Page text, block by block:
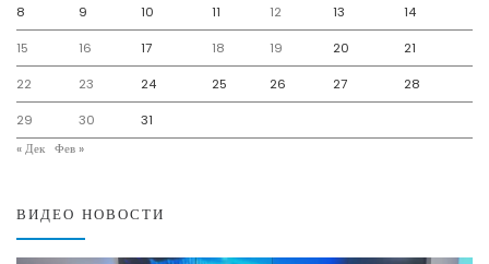
8 9 10 11 12 13 14
15 16 17 18 19 20 21
22 23 24 25 26 27 28
29 30
31
« Дек Фев »
ВИДЕО НОВОСТИ